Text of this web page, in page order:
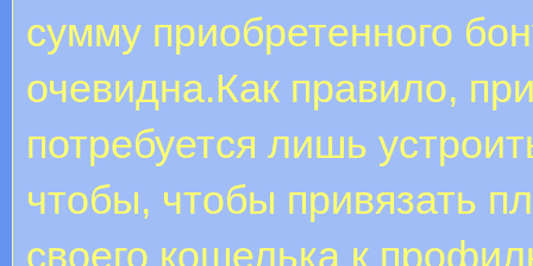
сумму приобретенного
очевидна.Как правило,
потребуется лишь
чтобы, чтобы привязать
своего кошелька к